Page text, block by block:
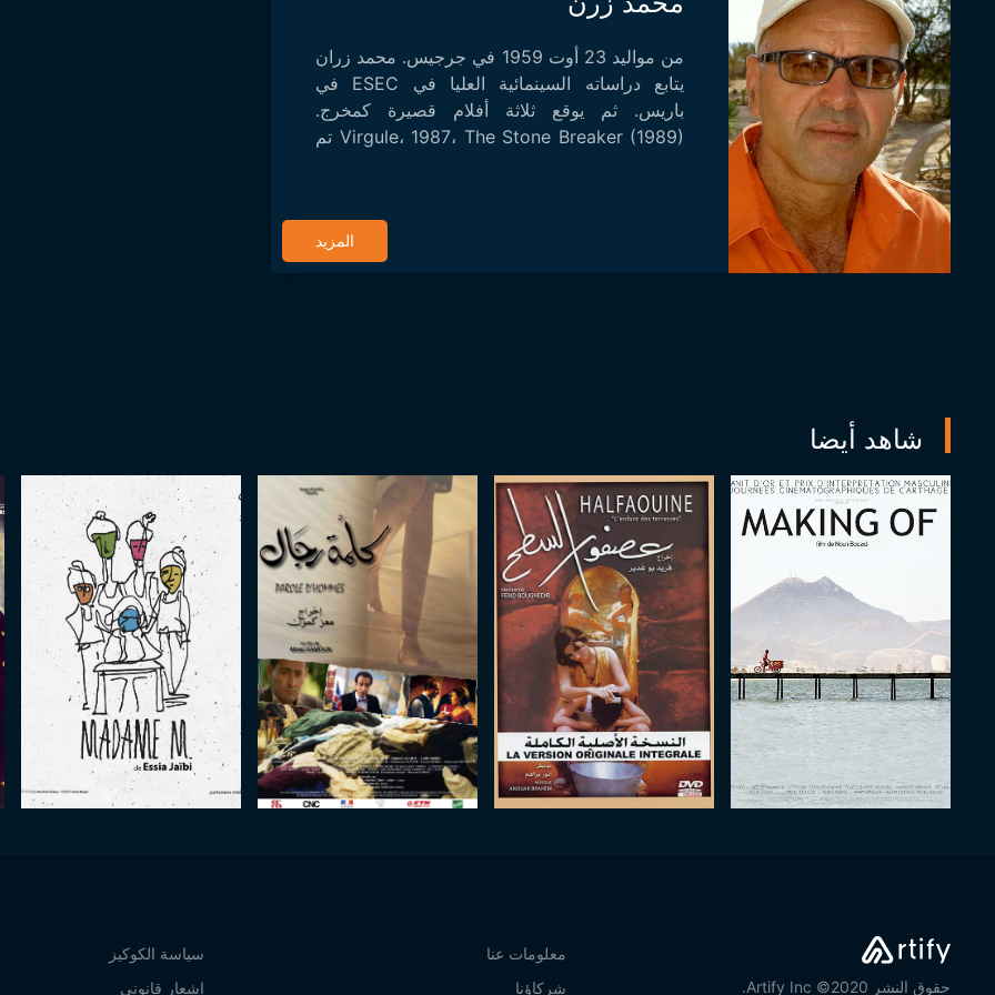
من مواليد 23 أوت 1959 في جرجيس. محمد زران
يتابع دراساته السينمائية العليا في ESEC في
باريس. ثم يوقع ثلاثة أفلام قصيرة كمخرج.
Virgule، 1987، The Stone Breaker (1989) تم
المزيد
شاهد أيضا
حقوق النشر 2020© Artify Inc.
معلومات عنا
شركاؤنا
سياسة الكوكيز
إشعار قانوني